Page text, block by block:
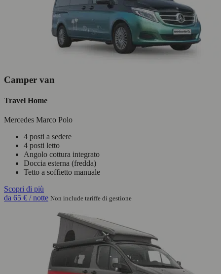
Camper van
Travel Home
Mercedes Marco Polo
4 posti a sedere
4 posti letto
Angolo cottura integrato
Doccia esterna (fredda)
Tetto a soffietto manuale
Scopri di più
da 65 € / notte Non include tariffe di gestione